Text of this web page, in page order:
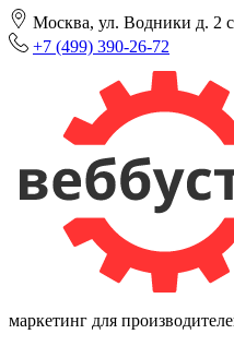
Москва, ул. Водники д. 2
+7 (499) 390-26-72
маркетинг для